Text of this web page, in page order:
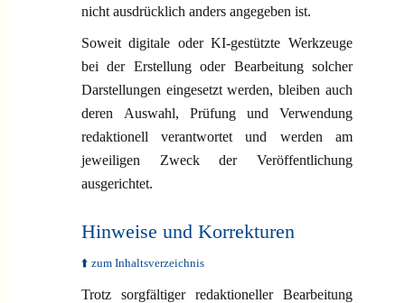
nicht ausdrücklich anders angegeben ist.
Soweit digitale oder KI-gestützte Werkzeuge
bei der Erstellung oder Bearbeitung solcher
Darstellungen eingesetzt werden, bleiben auch
deren Auswahl, Prüfung und Verwendung
redaktionell verantwortet und werden am
jeweiligen Zweck der Veröffentlichung
ausgerichtet.
Hinweise und Korrekturen
⬆️ zum Inhaltsverzeichnis
Trotz sorgfältiger redaktioneller Bearbeitung